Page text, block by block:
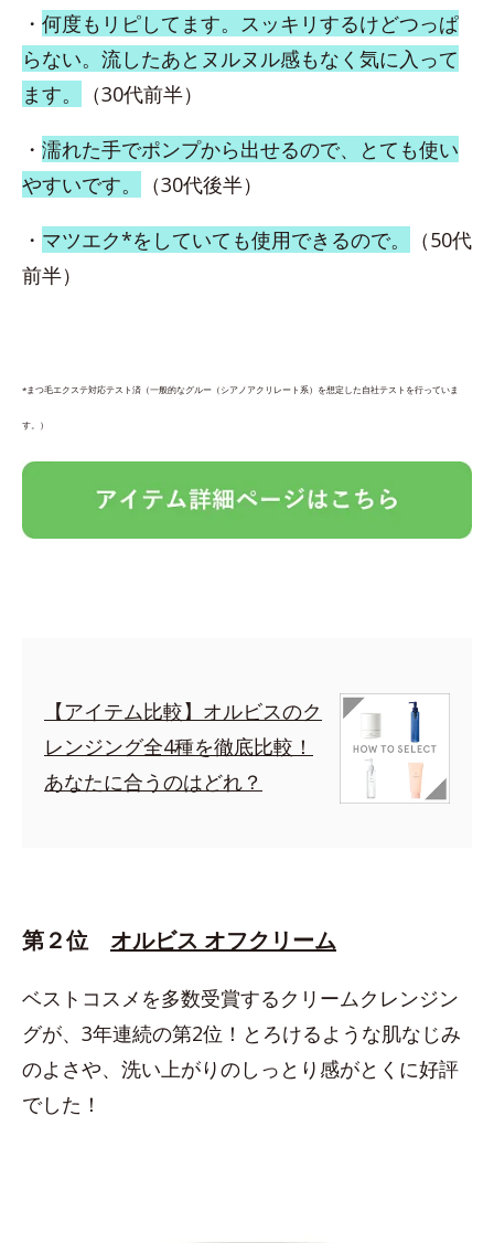
・ 何度もリピしてます。スッキリするけどつっぱ
らない。流したあとヌルヌル感もなく気に入って
ます。
（30代前半）
・ 濡れた手でポンプから出せるので、とても使い
やすいです。
（30代後半）
・ マツエク*をしていても使用できるので。
（50代
前半）
*まつ毛エクステ対応テスト済（一般的なグルー（シアノアクリレート系）を想定した自社テストを行っていま
す。）
【アイテム比較】オルビスのク
レンジング全4種を徹底比較！
あなたに合うのはどれ？
第２位 オルビス オフクリーム
ベストコスメを多数受賞するクリームクレンジン
グが、3年連続の第2位！とろけるような肌なじみ
のよさや、洗い上がりのしっとり感がとくに好評
でした！